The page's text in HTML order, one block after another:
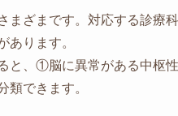
ざまです。対応する診療
あります。
と、①脳に異常がある中枢
できます。